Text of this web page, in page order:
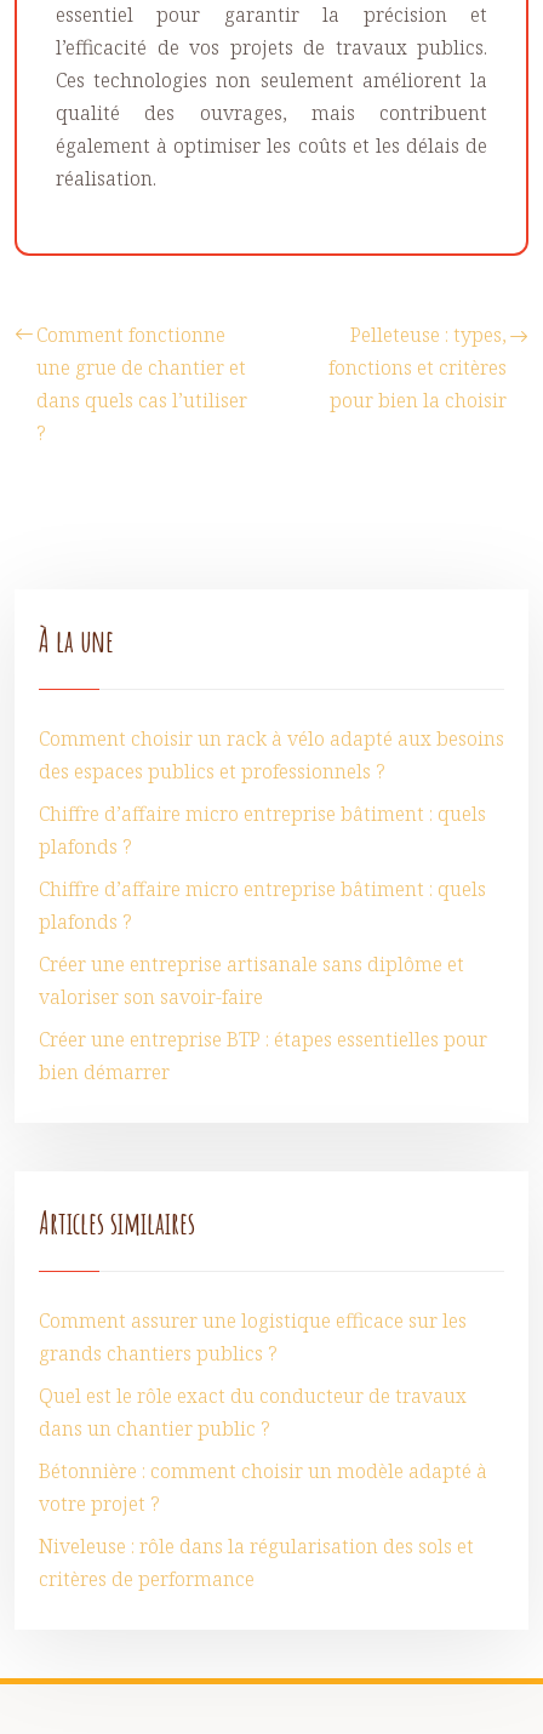
essentiel pour garantir la précision et
l’efficacité de vos projets de travaux publics.
Ces technologies non seulement améliorent la
qualité des ouvrages, mais contribuent
également à optimiser les coûts et les délais de
réalisation.
Comment fonctionne
une grue de chantier et
dans quels cas l’utiliser
?
Pelleteuse : types,
fonctions et critères
pour bien la choisir
À la une
Comment choisir un rack à vélo adapté aux besoins
des espaces publics et professionnels ?
Chiffre d’affaire micro entreprise bâtiment : quels
plafonds ?
Chiffre d’affaire micro entreprise bâtiment : quels
plafonds ?
Créer une entreprise artisanale sans diplôme et
valoriser son savoir-faire
Créer une entreprise BTP : étapes essentielles pour
bien démarrer
Articles similaires
Comment assurer une logistique efficace sur les
grands chantiers publics ?
Quel est le rôle exact du conducteur de travaux
dans un chantier public ?
Bétonnière : comment choisir un modèle adapté à
votre projet ?
Niveleuse : rôle dans la régularisation des sols et
critères de performance